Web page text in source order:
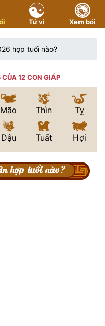
Tử vi Xem bói
hợp tuổi nào?
12 CON GIÁP
Mão Thìn Tỵ
Dậu Tuất Hợi
hợp tuổi nào?